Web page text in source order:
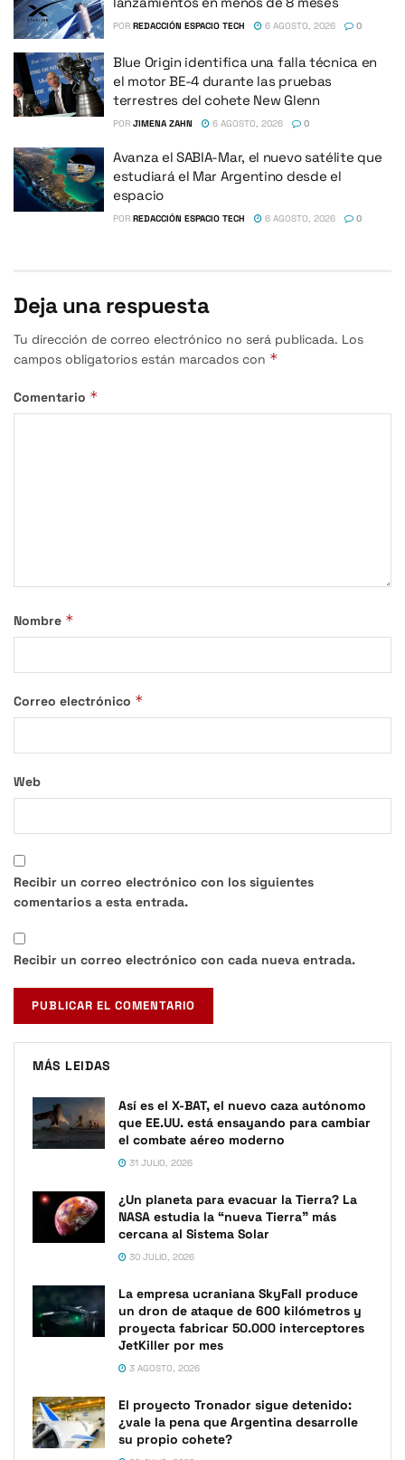
POR REDACCIÓN ESPACIO TECH 6 AGOSTO, 2026 0
Blue Origin identifica una falla técnica en
el motor BE-4 durante las pruebas
terrestres del cohete New Glenn
POR JIMENA ZAHN 6 AGOSTO, 2026 0
Avanza el SABIA-Mar, el nuevo satélite que
estudiará el Mar Argentino desde el
espacio
POR REDACCIÓN ESPACIO TECH 6 AGOSTO, 2026 0
Deja una respuesta
Tu dirección de correo electrónico no será publicada. Los
campos obligatorios están marcados con *
Comentario *
Nombre *
Correo electrónico *
Web
Recibir un correo electrónico con los siguientes
comentarios a esta entrada.
Recibir un correo electrónico con cada nueva entrada.
MÁS LEIDAS
Así es el X-BAT, el nuevo caza autónomo
que EE.UU. está ensayando para cambiar
el combate aéreo moderno
31 JULIO, 2026
¿Un planeta para evacuar la Tierra? La
NASA estudia la “nueva Tierra” más
cercana al Sistema Solar
30 JULIO, 2026
La empresa ucraniana SkyFall produce
un dron de ataque de 600 kilómetros y
proyecta fabricar 50.000 interceptores
JetKiller por mes
3 AGOSTO, 2026
El proyecto Tronador sigue detenido:
¿vale la pena que Argentina desarrolle
su propio cohete?